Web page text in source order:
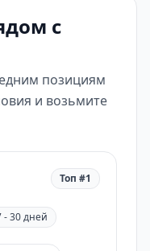
с
позициям
и возьмите
Топ #1
- 30 дней